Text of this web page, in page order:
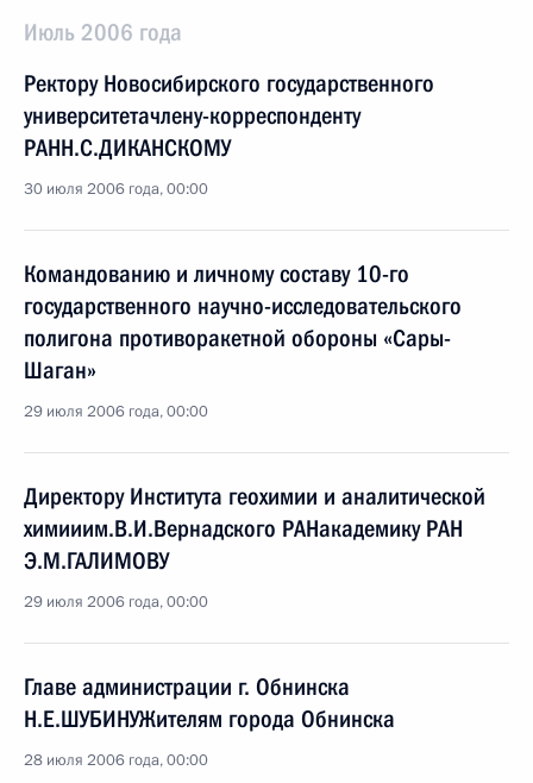
Июль 2006 года
Ректору Новосибирского государственного
университетачлену-корреспонденту
РАНН.С.ДИКАНСКОМУ
30 июля 2006 года, 00:00
Командованию и личному составу 10-го
государственного научно-исследовательского
полигона противоракетной обороны «Сары-
Шаган»
29 июля 2006 года, 00:00
Директору Института геохимии и аналитической
химииим.В.И.Вернадского РАНакадемику РАН
Э.М.ГАЛИМОВУ
29 июля 2006 года, 00:00
Главе администрации г. Обнинска
Н.Е.ШУБИНУЖителям города Обнинска
28 июля 2006 года, 00:00